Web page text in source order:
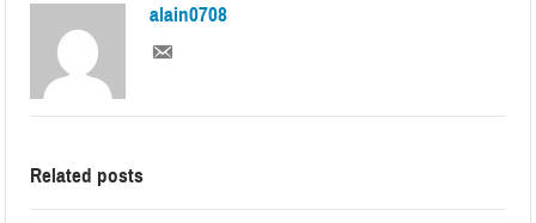
alain0708
Related posts